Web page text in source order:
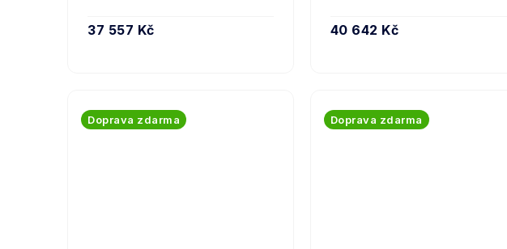
37 557 Kč 40 642 Kč
Doprava zdarma Doprava zdarma